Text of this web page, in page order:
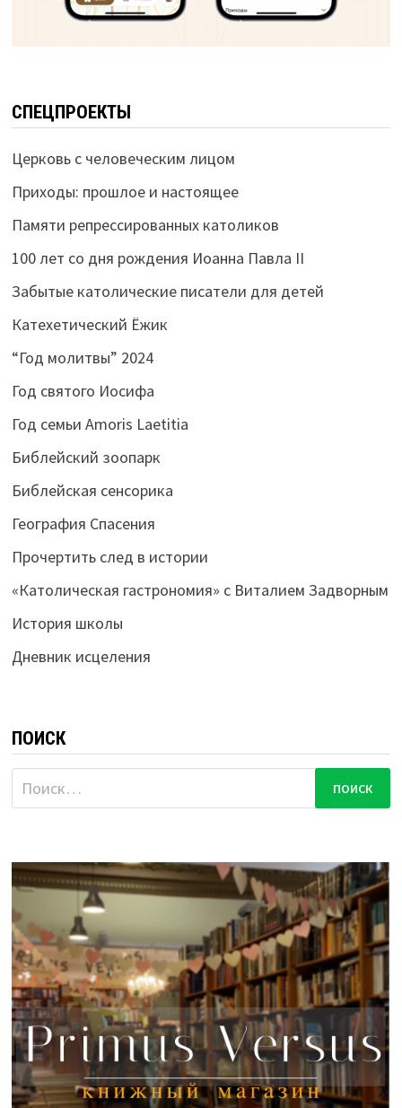
СПЕЦПРОЕКТЫ
Церковь с человеческим лицом
Приходы: прошлое и настоящее
Памяти репрессированных католиков
100 лет со дня рождения Иоанна Павла II
Забытые католические писатели для детей
Катехетический Ёжик
“Год молитвы” 2024
Год святого Иосифа
Год семьи Amoris Laetitia
Библейский зоопарк
Библейская сенсорика
География Спасения
Прочертить след в истории
«Католическая гастрономия» с Виталием Задворным
История школы
Дневник исцеления
ПОИСК
Найти: